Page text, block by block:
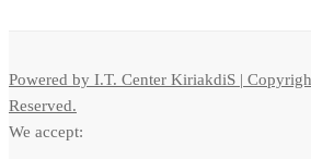
Powered by I.T. Center KiriakdiS |
Reserved.
We accept: